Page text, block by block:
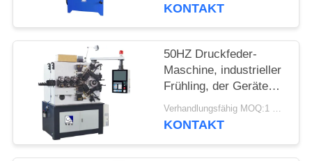
KONTAKT
50HZ Druckfeder-
Maschine, industrieller
Frühling, der Geräte
für Durchmesser 2,5 -
6.0mm herstellt
Verhandlungsfähig MOQ:1 Satz
KONTAKT